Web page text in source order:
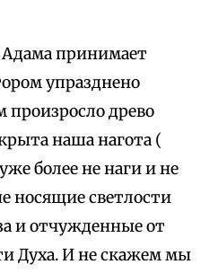
Адама принимает
упразднено
произросло древо
наша нагота (
более не наги и не
носящие светлости
и отчужденные от
Духа. И не скажем мы